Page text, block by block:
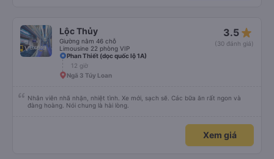
Lộc Thủy
Giường nằm 46 chỗ
Limousine 22 phòng VIP
3.5 star_rate
(30 đánh giá)
Phan Thiết (dọc quốc lộ 1A)
12 giờ
Ngã 3 Túy Loan
Nhân viên nhã nhặn, nhiệt tình. Xe mới, sạch sẽ. Các bữa ăn rất ngon và
đàng hoàng. Nói chung là hài lòng.
Xem giá